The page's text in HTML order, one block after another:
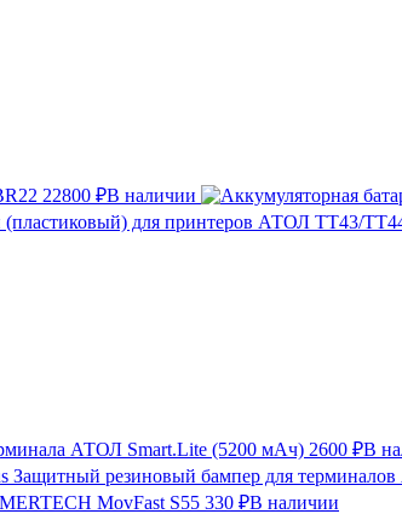
22800 ₽В наличии
АТОЛ Smart.Lite (5200 мАч) 2600 ₽В
Защитный резиновый бампер для
MovFast S55 330 ₽В наличии